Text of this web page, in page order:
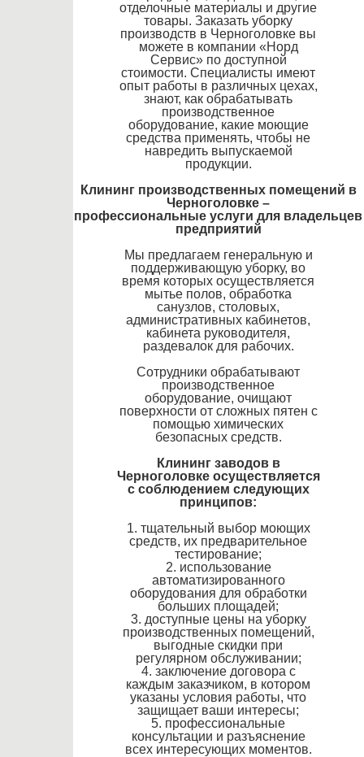
отделочные материалы и другие
товары. Заказать уборку
производств в Черноголовке вы
можете в компании «Норд
Сервис» по доступной
стоимости. Специалисты имеют
опыт работы в различных цехах,
знают, как обрабатывать
производственное
оборудование, какие моющие
средства применять, чтобы не
навредить выпускаемой
продукции.
Клининг производственных помещений в
Черноголовке –
профессиональные услуги для владельцев
предприятий
Мы предлагаем генеральную и
поддерживающую уборку, во
время которых осуществляется
мытье полов, обработка
санузлов, столовых,
административных кабинетов,
кабинета руководителя,
раздевалок для рабочих.
Сотрудники обрабатывают
производственное
оборудование, очищают
поверхности от сложных пятен с
помощью химических
безопасных средств.
Клининг заводов в
Черноголовке осуществляется
с соблюдением следующих
принципов:
1. тщательный выбор моющих
средств, их предварительное
тестирование;
2. использование
автоматизированного
оборудования для обработки
больших площадей;
3. доступные цены на уборку
производственных помещений,
выгодные скидки при
регулярном обслуживании;
4. заключение договора с
каждым заказчиком, в котором
указаны условия работы, что
защищает ваши интересы;
5. профессиональные
консультации и разъяснение
всех интересующих моментов.